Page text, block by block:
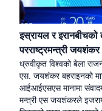
इस्रायल र इरानबीचको
परराष्ट्रमन्त्री जयशंकर
ध्रुवीकृत विश्वको बेला
एस. जयशंकर बहराइनको
आईआईएसएस मानामा
मन्त्री एस जयशंकरले